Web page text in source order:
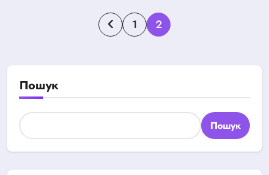
Навігація
1 2
Пошук
Пошук